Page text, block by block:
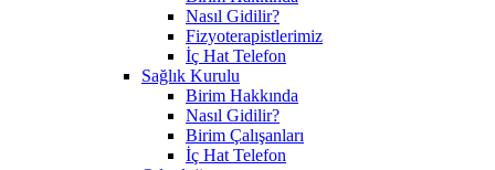
Nasıl Gidilir?
Fizyoterapistlerimiz
İç Hat Telefon
Sağlık Kurulu
Birim Hakkında
Nasıl Gidilir?
Birim Çalışanları
İç Hat Telefon